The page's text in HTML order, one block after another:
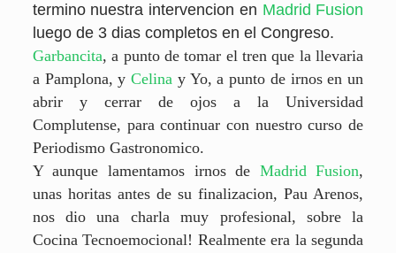
termino nuestra intervencion en Madrid Fusion
luego de 3 dias completos en el Congreso.
Garbancita, a punto de tomar el tren que la llevaria
a Pamplona, yCelina y Yo, a punto de irnos en un
abrir y cerrar de ojos a la Universidad
Complutense, para continuar con nuestro curso de
Periodismo Gastronomico.
Y aunque lamentamos irnos de Madrid Fusion,
unas horitas antes de su finalizacion, Pau Arenos,
nos dio una charla muy profesional, sobre la
Cocina Tecnoemocional! Realmente era la segunda